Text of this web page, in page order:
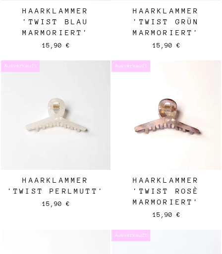
HAARKLAMMER
'TWIST BLAU
MARMORIERT'
15,90 €
HAARKLAMMER
'TWIST GRÜN
MARMORIERT'
15,90 €
Ausverkauft
HAARKLAMMER
'TWIST PERLMUTT'
15,90 €
Ausverkauft
HAARKLAMMER
'TWIST ROSÈ
MARMORIERT'
15,90 €
Ausverkauft